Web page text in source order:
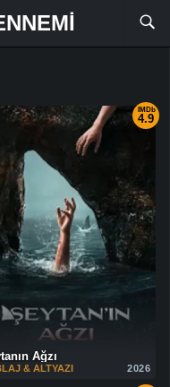
IMDb
4.9
Ağzı
2026
& ALTYAZI